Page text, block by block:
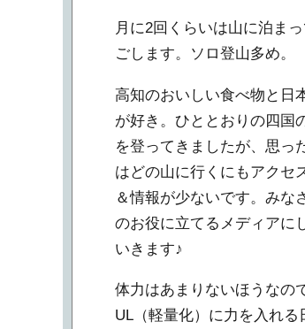
月に2回くらいは山に泊ま
ごします。ソロ登山多め。
高知のおいしい食べ物と日
が好き。ひととおりの四国
を登ってきましたが、思っ
はどの山に行くにもアクセ
＆情報が少ないです。みな
のお役に立てるメディアに
いきます♪
体力はあまりないほうなの
UL（軽量化）に力を入れる